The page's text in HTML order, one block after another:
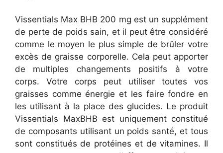
Vissentials Max BHB 200 mg est un supplément
de perte de poids sain, et il peut être considéré
comme le moyen le plus simple de brûler votre
excès de graisse corporelle. Cela peut apporter
de multiples changements positifs à votre
corps. Votre corps peut utiliser toutes vos
graisses comme énergie et les faire fondre en
les utilisant à la place des glucides. Le produit
Vissentials MaxBHB est uniquement constitué
de composants utilisant un poids santé, et tous
sont constitués de protéines et de vitamines. Il